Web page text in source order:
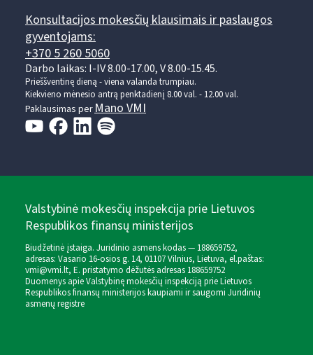
Konsultacijos mokesčių klausimais ir paslaugos
gyventojams:
+370 5 260 5060
Darbo laikas: I-IV 8.00-17.00, V 8.00-15.45.
Prieššventinę dieną - viena valanda trumpiau.
Kiekvieno mėnesio antrą penktadienį 8.00 val. - 12.00 val.
Paklausimas perMano VMI
Valstybinė mokesčių inspekcija prie Lietuvos
Respublikos finansų ministerijos
Biudžetinė įstaiga. Juridinio asmens kodas — 188659752,
adresas: Vasario 16-osios g. 14, 01107 Vilnius, Lietuva, el.paštas:
vmi@vmi.lt, E. pristatymo dėžutės adresas 188659752
Duomenys apie Valstybinę mokesčių inspekciją prie Lietuvos
Respublikos finansų ministerijos kaupiami ir saugomi Juridinių
asmenų registre